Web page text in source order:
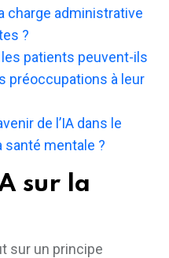
charge administrative
?
patients peuvent-ils
préoccupations à leur
de l’IA dans le
santé mentale ?
sur la
sur un principe